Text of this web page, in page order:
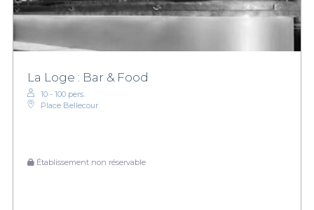
La Loge : Bar & Food
10 - 100 pers.
Place Bellecour
Établissement non réservable